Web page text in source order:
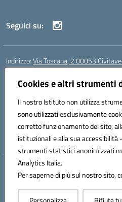
Cookies e altri strumenti
Il nostro Istituto non utilizza
sono utilizzati esclusivamente
corretto funzionamento del sito,
istituzionali e alla sua
strumenti statistici anonimizzati
Analytics Italia.
Per saperne di più sul nostro sito,
Seguici su:
Indirizzo:Via Toscana, 2 00053
Centralino:
Posta elettronica certificata (PEC):
Codice fiscale: 91038380589
Codice meccanografico:RMIC8B900G
Codice Indice delle Pubbliche
Codice unico di fatturazione (CUF):
Hosting & Powered
Concept & Design